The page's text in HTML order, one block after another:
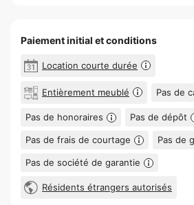
Paiement initial et conditions
Location courte durée
Entièrement meublé Pas de
Pas de honoraires Pas de dépôt
Pas de frais de courtage Pas de
Pas de société de garantie
Résidents étrangers autorisés